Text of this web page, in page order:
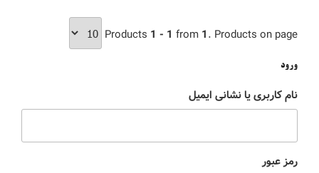
Products 1 - 1 from 1. Products on page
ورود
نام کاربری یا نشانی ایمیل
رمز عبور